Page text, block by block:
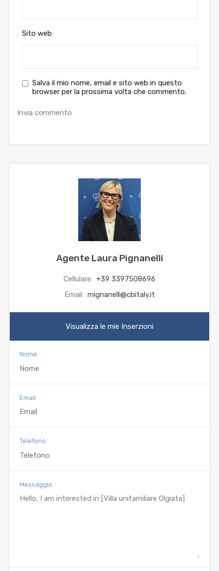
Sito web
Salva il mio nome, email e sito web in questo
browser per la prossima volta che commento.
Agente Laura Pignanelli
Cellulare: +39 3397508696
Email: mignanelli@cbitaly.it
Visualizza le mie Inserzioni
Nome
Email
Telefono
Messaggio